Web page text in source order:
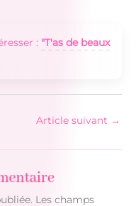
: "T'as de beaux
Article suivant →
Les champs